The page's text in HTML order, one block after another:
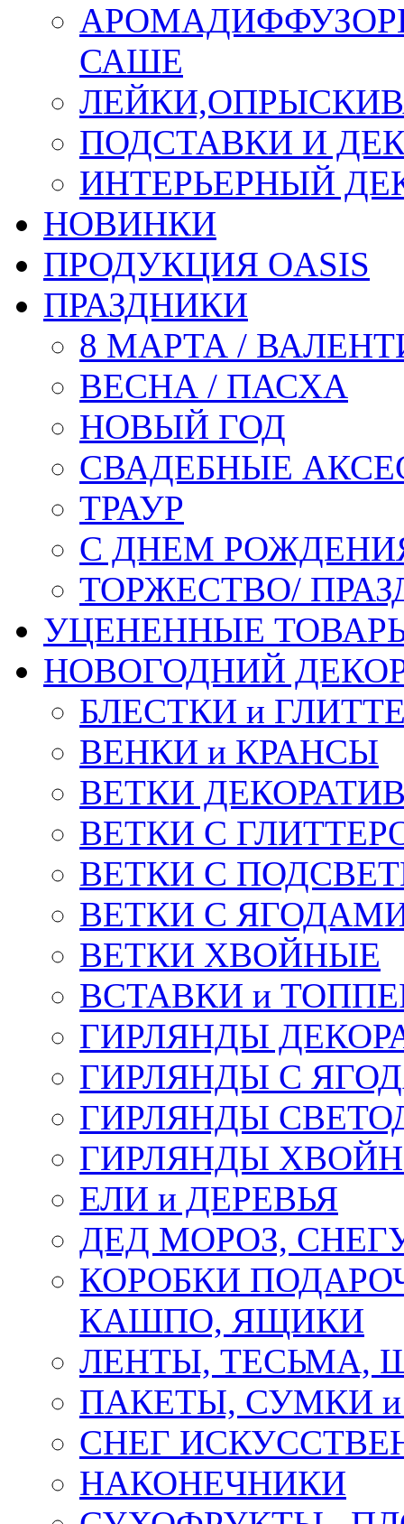
САШЕ
ПОДСТАВКИ И
ИНТЕРЬЕРНЫЙ
НОВИНКИ
ПРОДУКЦИЯ OASIS
ПРАЗДНИКИ
8 МАРТА /
ВЕСНА / ПАСХА
НОВЫЙ ГОД
СВАДЕБНЫЕ
ТРАУР
С ДНЕМ
ТОРЖЕСТВО/
УЦЕНЕННЫЕ
НОВОГОДНИЙ
БЛЕСТКИ и
ВЕНКИ и КРАНСЫ
ВЕТКИ
ВЕТКИ С
ВЕТКИ С
ВЕТКИ С
ВЕТКИ ХВОЙНЫЕ
ВСТАВКИ и
ГИРЛЯНДЫ
ГИРЛЯНДЫ С
ГИРЛЯНДЫ
ГИРЛЯНДЫ
ЕЛИ и ДЕРЕВЬЯ
ДЕД МОРОЗ,
КОРОБКИ
КАШПО, ЯЩИКИ
ЛЕНТЫ, ТЕСЬМА,
ПАКЕТЫ, СУМКИ
СНЕГ
НАКОНЕЧНИКИ